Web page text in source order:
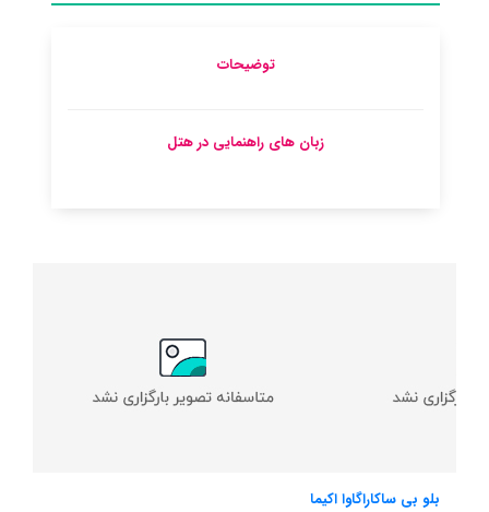
توضیحات
زبان های راهنمایی در هتل
بلو بی ساکاراگاوا اکیما